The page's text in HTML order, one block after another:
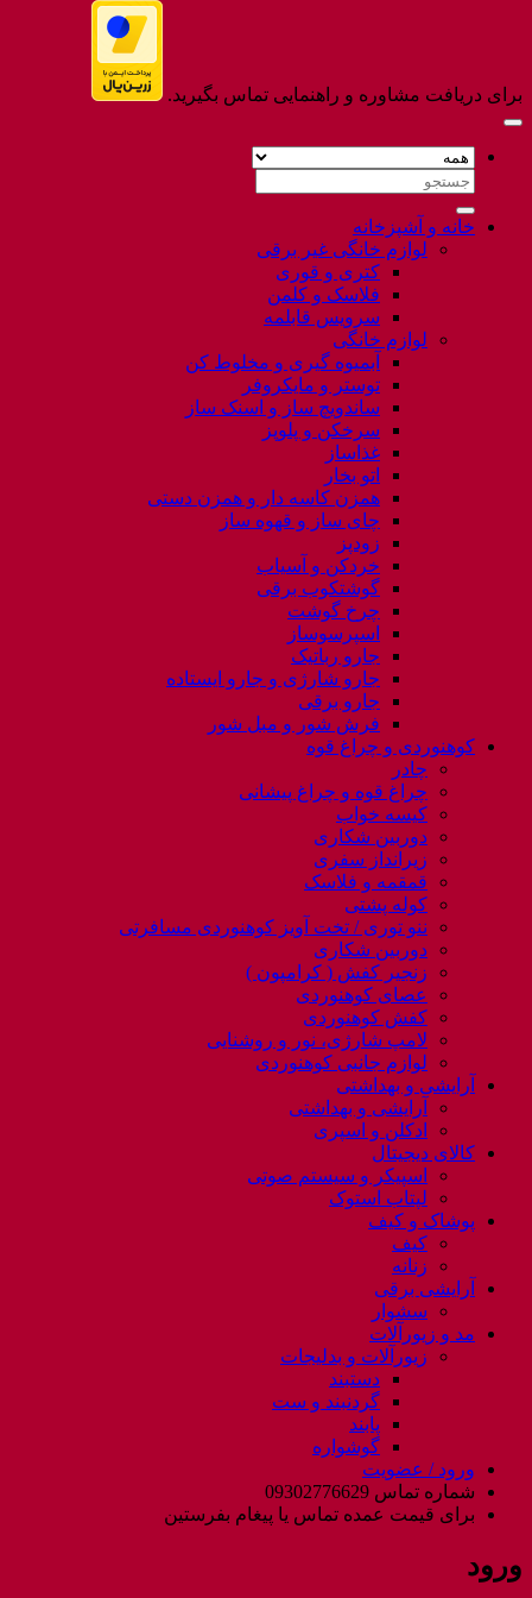
برای دریافت مشاوره و راهنمایی تماس بگیرید.
جستجو
برای:
خانه و آشپزخانه
لوازم خانگی غیر برقی
کتری و قوری
فلاسک و کلمن
سرویس قابلمه
لوازم خانگی
آبمیوه گیری و مخلوط کن
توستر و مایکروفر
ساندویچ ساز و اسنک ساز
سرخکن و پلوپز
غذاساز
اتو بخار
همزن کاسه دار و همزن دستی
چای ساز و قهوه ساز
زودپز
خردکن و آسیاب
گوشتکوب برقی
چرخ گوشت
اسپرسوساز
جارو رباتیک
جارو شارژی و جارو ایستاده
جارو برقی
فرش شور و مبل شور
کوهنوردی و چراغ قوه
چادر
چراغ قوه و چراغ پیشانی
کیسه خواب
دوربین شکاری
زیرانداز سفری
قمقمه و فلاسک
کوله پشتی
ننو توری / تخت آویز کوهنوردی مسافرتی
دوربین شکاری
زنجیر کفش ( کرامپون )
عصای کوهنوردی
کفش کوهنوردی
لامپ شارژی، نور و روشنایی
لوازم جانبی کوهنوردی
آرایشی و بهداشتی
آرایشی و بهداشتی
ادکلن و اسپری
کالای دیجیتال
اسپیکر و سیستم صوتی
لپتاب استوک
پوشاک و کیف
کیف
زنانه
آرایشی برقی
سشوار
مد و زیورآلات
زیورآلات و بدلیجات
دستبند
گردنبند و ست
پابند
گوشواره
ورود / عضویت
شماره تماس 09302776629
برای قیمت عمده تماس یا پیغام بفرستین
ورود